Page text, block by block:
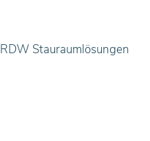
RDW Stauraumlösungen